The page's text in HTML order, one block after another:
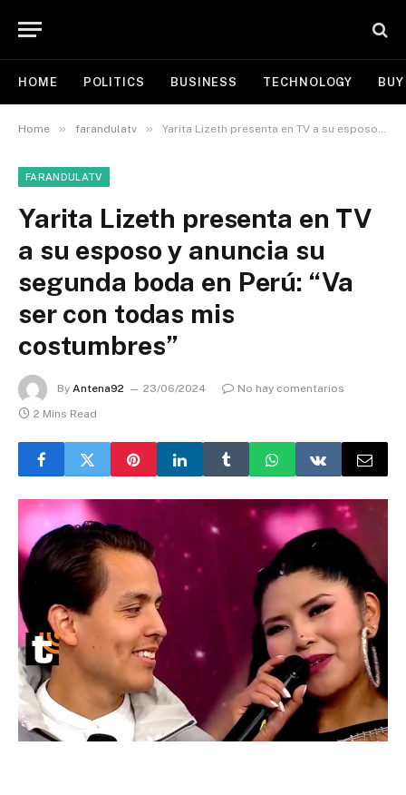
HOME POLITICS BUSINESS TECHNOLOGY
Home » farandulatv » Yarita Lizeth presenta en TV a su esposo y anuncia su segunda boda en Perú: “Va ser con todas mis costumbres”
FARANDULATV
Yarita Lizeth presenta en TV
a su esposo y anuncia su
segunda boda en Perú: “Va
ser con todas mis
costumbres”
By Antena92 23/06/2024
No hay comentarios
2 Mins Read